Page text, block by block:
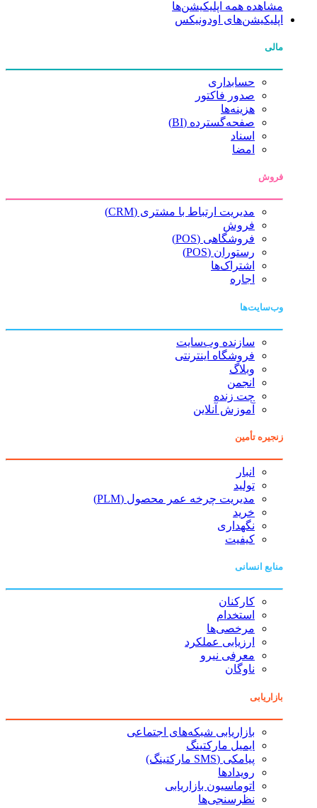
مشاهده همه اپلیکیشن‌ها
اپلیکیشن‌های اودونیکس
مالی
حسابداری
صدور فاکتور
هزینه‌ها
صفحه‌گسترده (BI)
اسناد
امضا
فروش
مدیریت ارتباط با مشتری (CRM)
فروش
فروشگاهی (POS)
رستوران (POS)
اشتراک‌ها
اجاره
وب‌سایت‌ها
سازنده وب‌سایت
فروشگاه اینترنتی
وبلاگ
انجمن
چت زنده
آموزش آنلاین
زنجیره تأمین
انبار
تولید
مدیریت چرخه عمر محصول (PLM)
خرید
نگهداری
کیفیت
منابع انسانی
کارکنان
استخدام
مرخصی‌ها
ارزیابی عملکرد
معرفی نیرو
ناوگان
بازاریابی
بازاریابی شبکه‌های اجتماعی
ایمیل مارکتینگ
پیامکی (SMS مارکتینگ)
رویدادها
اتوماسیون بازاریابی
نظرسنجی‌ها